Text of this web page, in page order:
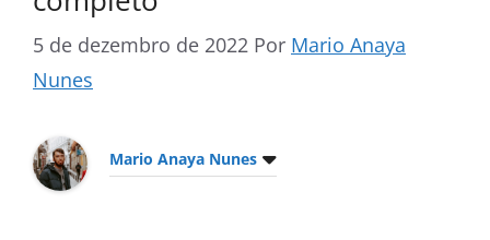
5 de dezembro de 2022 Por Mario Anaya
Nunes
Mario Anaya Nunes